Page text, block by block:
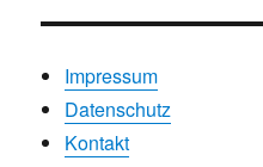
Impressum
Datenschutz
Kontakt